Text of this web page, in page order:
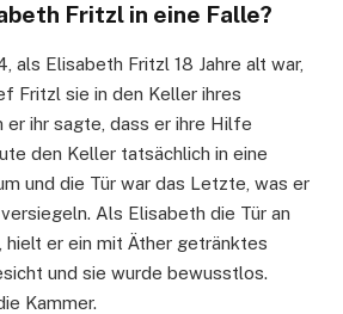
Fritzl in eine Falle?
als Elisabeth Fritzl 18 Jahre alt war,
Fritzl sie in den Keller ihres
er ihr sagte, dass er ihre Hilfe
den Keller tatsächlich in eine
und die Tür war das Letzte, was er
Als Elisabeth die Tür an
hielt er ein mit Äther getränktes
und sie wurde bewusstlos.
Kammer.